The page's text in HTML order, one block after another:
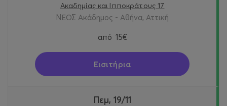
Ακαδημίας και Ιπποκράτους 17
ΝΕΟΣ Ακάδημος - Αθήνα, Αττική
από 15€
Εισιτήρια
Πεμ, 19/11